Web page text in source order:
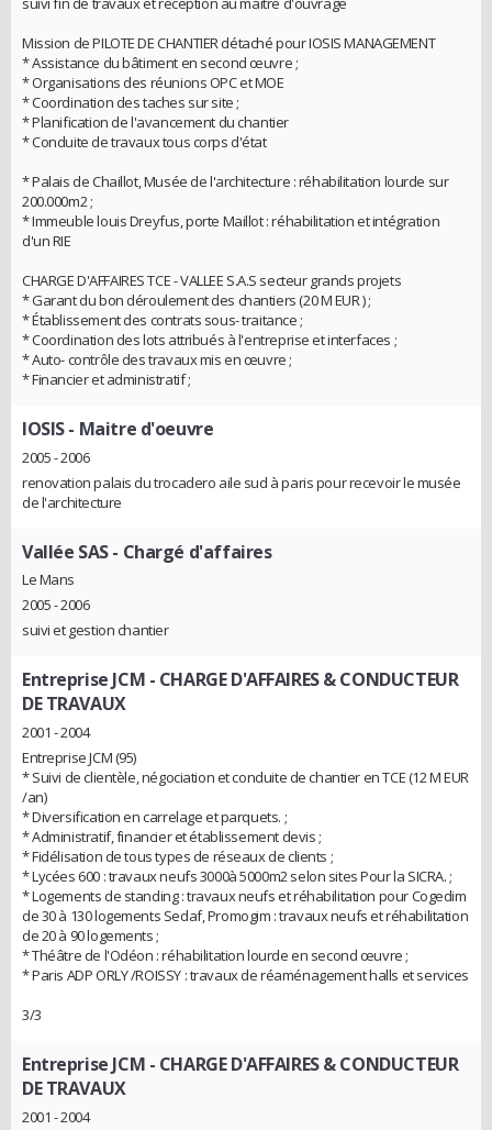
Mission de PILOTE DE CHANTIER détaché pour IOSIS MANAGEMENT
* Assistance du bâtiment en second œuvre ;
* Organisations des réunions OPC et MOE
* Coordination des taches sur site ;
* Planification de l'avancement du chantier
* Conduite de travaux tous corps d'état
* Palais de Chaillot, Musée de l'architecture : réhabilitation lourde sur
200.000m2 ;
* Immeuble louis Dreyfus, porte Maillot : réhabilitation et intégration
d'un RIE
CHARGE D'AFFAIRES TCE - VALLEE S.A.S secteur grands projets
* Garant du bon déroulement des chantiers (20 M EUR ) ;
* Établissement des contrats sous- traitance ;
* Coordination des lots attribués à l'entreprise et interfaces ;
* Auto- contrôle des travaux mis en œuvre ;
* Financier et administratif ;
IOSIS- Maitre d'oeuvre
2005 - 2006
renovation palais du trocadero aile sud à paris pour recevoir le musée
de l'architecture
Vallée SAS- Chargé d'affaires
Le Mans
2005 - 2006
suivi et gestion chantier
Entreprise JCM - CHARGE D'AFFAIRES & CONDUCTEUR
DE TRAVAUX
2001 - 2004
Entreprise JCM (95)
* Suivi de clientèle, négociation et conduite de chantier en TCE (12 M EUR
/an)
* Diversification en carrelage et parquets. ;
* Administratif, financier et établissement devis ;
* Fidélisation de tous types de réseaux de clients ;
* Lycées 600 : travaux neufs 3000à 5000m2 selon sites Pour la SICRA. ;
* Logements de standing : travaux neufs et réhabilitation pour Cogedim
de 30 à 130 logements Sedaf, Promogim : travaux neufs et réhabilitation
de 20 à 90 logements ;
* Théâtre de l'Odéon : réhabilitation lourde en second œuvre ;
* Paris ADP ORLY /ROISSY : travaux de réaménagement halls et services
3/3
Entreprise JCM - CHARGE D'AFFAIRES & CONDUCTEUR
DE TRAVAUX
2001 - 2004